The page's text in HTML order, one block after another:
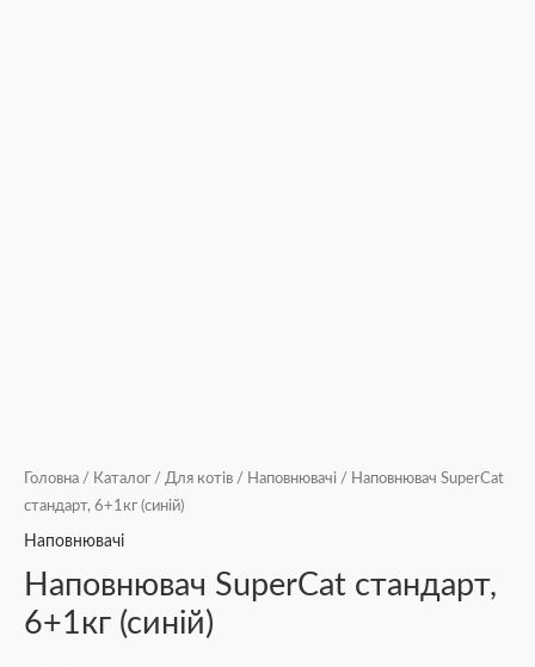
Головна / Каталог / Для котів / Наповнювачі / Наповнювач SuperCat
стандарт, 6+1кг (синій)
Наповнювачі
Наповнювач SuperCat стандарт,
6+1кг (синій)